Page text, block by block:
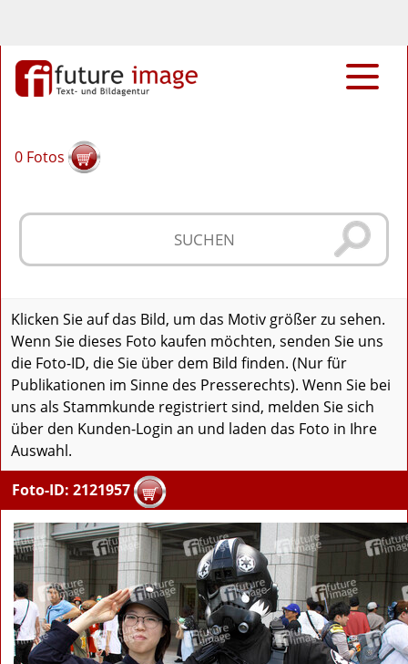
0 Fotos
Klicken Sie auf das Bild, um das Motiv größer zu sehen.
Wenn Sie dieses Foto kaufen möchten, senden Sie uns
die Foto-ID, die Sie über dem Bild finden. (Nur für
Publikationen im Sinne des Presserechts). Wenn Sie bei
uns als Stammkunde registriert sind, melden Sie sich
über den Kunden-Login an und laden das Foto in Ihre
Auswahl.
Foto-ID: 2121957